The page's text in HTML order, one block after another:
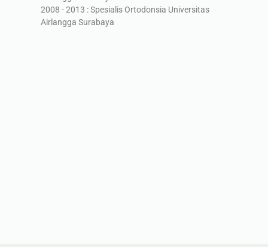
2008 - 2013 : Spesialis Ortodonsia Universitas
Airlangga Surabaya